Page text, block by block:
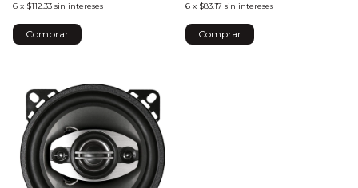
6 x $112.33 sin intereses 6 x $83.17 sin intereses